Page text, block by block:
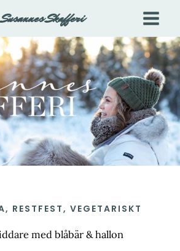
Susannes Skafferi
, RESTFEST, VEGETARISKT
med blåbär & hallon